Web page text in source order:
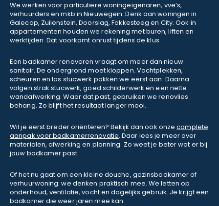
We werken voor particuliere woningeigenaren, vve’s,
verhuurders en mkb in Nieuwegein. Denk aan woningen in
Galecop, Zuilenstein, Doorslag, Fokkesteeg en City. Ook in
appartementen houden we rekening met buren, liften en
werktijden. Dat voorkomt onrust tijdens de klus.
Een badkamer renoveren vraagt om meer dan nieuw
sanitair. De ondergrond moet kloppen. Vochtplekken,
scheuren en los stucwerk pakken we eerst aan. Daarna
volgen strak stucwerk, goed schilderwerk en een nette
wandafwerking. Waar dat past, gebruiken we renovlies
behang. Zo blijft het resultaat langer mooi.
Wil je eerst breder oriënteren? Bekijk dan ook onzecomplete
aanpak voor badkamerrenovatie. Daar lees je meer over
materialen, afwerking en planning. Zo weet je beter wat er bij
jouw badkamer past.
Of het nu gaat om een kleine douche, gezinsbadkamer of
verhuurwoning: we denken praktisch mee. We letten op
onderhoud, ventilatie, vocht en dagelijks gebruik. Je krijgt een
badkamer die weer jaren mee kan.